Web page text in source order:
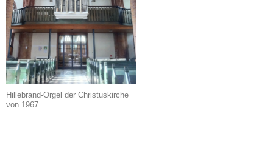
Hillebrand-Orgel der Christuskirche
von 1967